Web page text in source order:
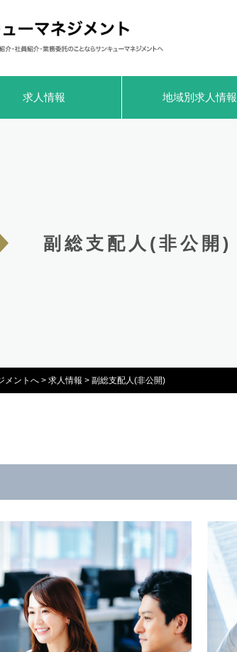
求人情報 地域別求人情報
副総支配人(非公開)
メントへ > 求人情報 > 副総支配人(非公開)